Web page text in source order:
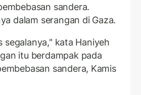
sandera.
dalam serangan di Gaza.
segalanya," kata Haniyeh
itu berdampak pada
sandera, Kamis